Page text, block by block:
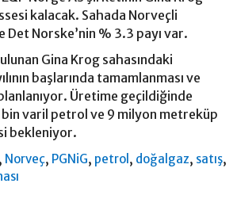
kalacak. Sahada Norveçli
Det Norske’nin % 3.3 payı var.
Gina Krog sahasındaki
başlarında tamamlanması ve
Üretime geçildiğinde
varil petrol ve 9 milyon metreküp
bekleniyor.
, Norveç, PGNiG, petrol , doğalgaz, satış,